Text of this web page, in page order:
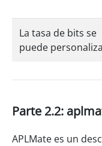
La tasa de bits se
puede
Parte 2.2:
APLMate es un